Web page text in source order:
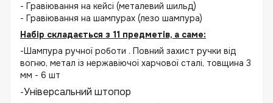
- Гравіювання на кейсі (металевий шильд)
- Гравіювання на шампурах (лезо шампура)
Набір складається з 11 предметів, а саме:
-Шампура ручної роботи . Повний захист ручки від
вогню, метал із нержавіючої харчової сталі, товщина 3
мм - 6 шт
-Універсальний штопор